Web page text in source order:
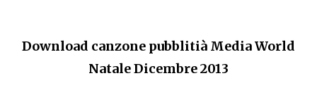
Download canzone pubblitià Media World
Natale Dicembre 2013